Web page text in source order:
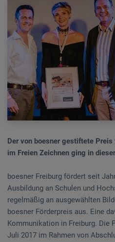
Der von boesner gestiftete
im Freien Zeichnen ging in
boesner Freiburg fördert seit
Ausbildung an Schulen und
regelmäßig an ausgewählten
boesner Förderpreis aus. Eine
Kommunikation in Freiburg. Die
Juli 2017 im Rahmen von